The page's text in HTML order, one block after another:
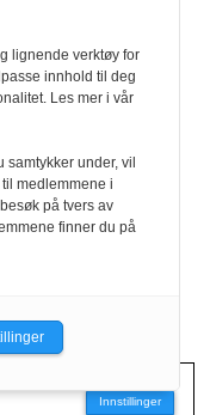
Innstillinger
lignende verktøy for
innhold til deg
Les mer i vår
under, vil
medlemmene i
på tvers av
finner du på